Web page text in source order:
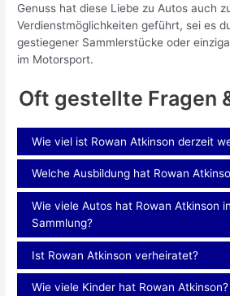
Genuss hat diese Liebe zu Autos auch
Verdienstmöglichkeiten geführt, sei es
gestiegener Sammlerstücke oder
im Motorsport.
Oft gestellte Fragen
Wie viel ist Rowan Atkinson derzeit
Welche Ausbildung hat Rowan
Wie viele Autos hat Rowan Atkinson
Sammlung?
Ist Rowan Atkinson verheiratet?
Wie viele Kinder hat Rowan Atkinson?